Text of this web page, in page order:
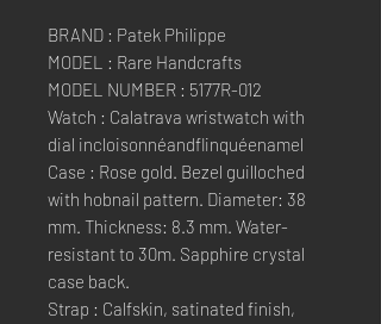
BRAND : Patek Philippe
MODEL : Rare Handcrafts
MODEL NUMBER : 5177R-012
Watch : Calatrava wristwatch with
dial incloisonnéandflinquéenamel
Case : Rose gold. Bezel guilloched
with hobnail pattern. Diameter: 38
mm. Thickness: 8.3 mm. Water-
resistant to 30m. Sapphire crystal
case back.
Strap : Calfskin, satinated finish,